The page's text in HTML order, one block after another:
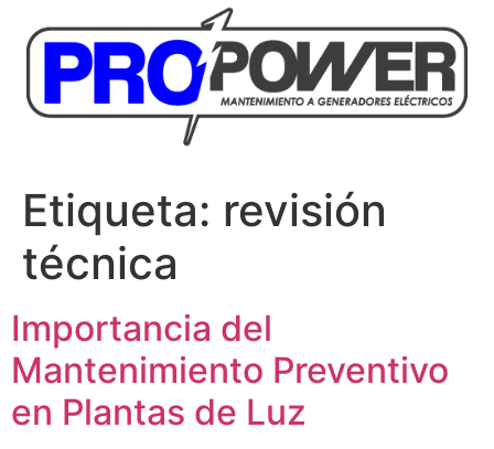
Etiqueta: revisión
técnica
Importancia del
Mantenimiento Preventivo
en Plantas de Luz